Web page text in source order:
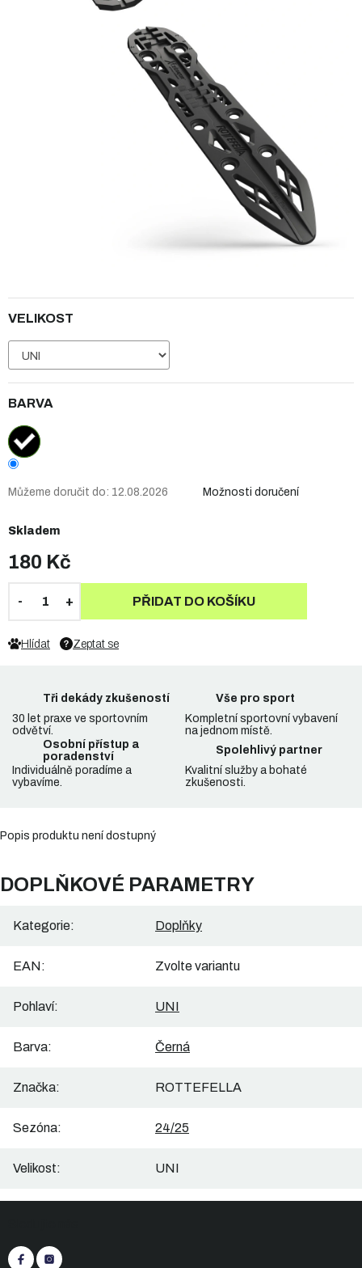
180 Kč
Skladem
VELIKOST
BARVA
Můžeme doručit do: 12.08.2026 Možnosti doručení
PŘIDAT DO KOŠÍKU
Zeptat se
Hlídat
Tři dekády zkušeností
30 let praxe ve sportovním
odvětví.
Vše pro sport
Kompletní sportovní vybavení
na jednom místě.
Osobní přístup a
poradenství
Individuálně poradíme a
vybavíme.
Spolehlivý partner
Kvalitní služby a bohaté
zkušenosti.
Popis produktu není dostupný
DOPLŇKOVÉ PARAMETRY
Kategorie: Doplňky
EAN: Zvolte variantu
Pohlaví: UNI
Barva: Černá
Značka: ROTTEFELLA
Sezóna: 24/25
Velikost: UNI
a